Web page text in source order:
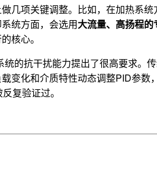
几项关键调整。比如，在加热系统
统方面，会选用大流量、高扬程的
核心。
的抗干扰能力提出了很高要求。
变化和介质特性动态调整PID参
复验证过。